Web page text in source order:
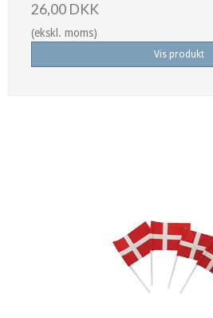
26,00 DKK
(ekskl. moms)
Vis produkt